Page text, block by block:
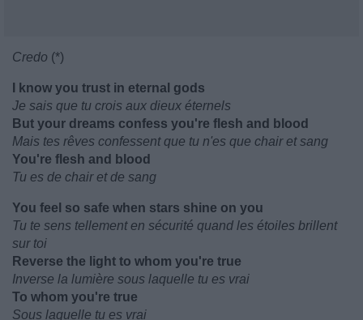
Credo (*)
I know you trust in eternal gods
Je sais que tu crois aux dieux éternels
But your dreams confess you're flesh and blood
Mais tes rêves confessent que tu n'es que chair et sang
You're flesh and blood
Tu es de chair et de sang
You feel so safe when stars shine on you
Tu te sens tellement en sécurité quand les étoiles brillent
sur toi
Reverse the light to whom you're true
Inverse la lumière sous laquelle tu es vrai
To whom you're true
Sous laquelle tu es vrai